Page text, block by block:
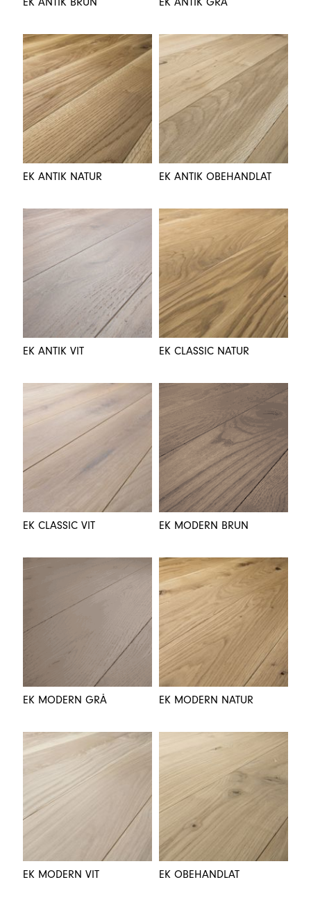
EK ANTIK NATUR EK ANTIK OBEHANDLAT
EK ANTIK VIT EK CLASSIC NATUR
EK CLASSIC VIT EK MODERN BRUN
EK MODERN GRÅ EK MODERN NATUR
EK MODERN VIT EK OBEHANDLAT